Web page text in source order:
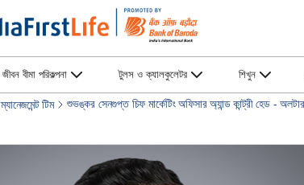
জীবন বীমা পরিকল্পনা টুলস ও ক্যালকুলেটর শিখুন
ম্যানেজমেন্ট টিম শুভঙ্কর সেনগুপ্ত চিফ মার্কেটিং অফিসার অ্যান্ড কান্ট্রী হেড -